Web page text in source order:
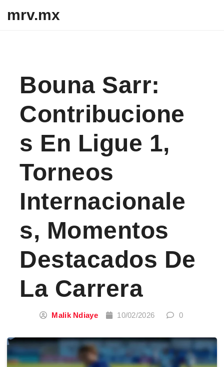
mrv.mx
Bouna Sarr:
Contribucione
S En Ligue 1,
Torneos
Internacionale
S, Momentos
Destacados De
La Carrera
Malik Ndiaye 10/02/2026 0